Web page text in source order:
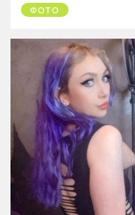
ФОТО